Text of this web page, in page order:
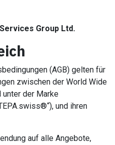
Group Ltd.
(AGB) gelten für
zwischen der World Wide
unter der Marke
und ihren
auf alle Angebote,